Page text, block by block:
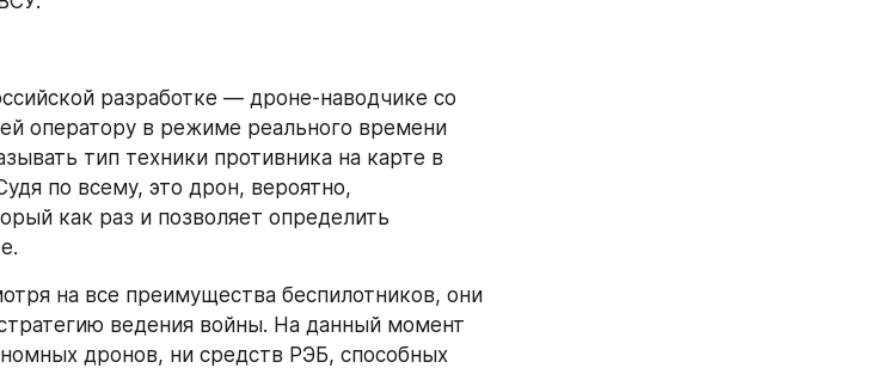
разработке — дроне-наводчике со
оператору в режиме реального времени
тип техники противника на карте в
по всему, это дрон, вероятно,
как раз и позволяет определить
на все преимущества беспилотников, они
ведения войны. На данный момент
дронов, ни средств РЭБ, способных